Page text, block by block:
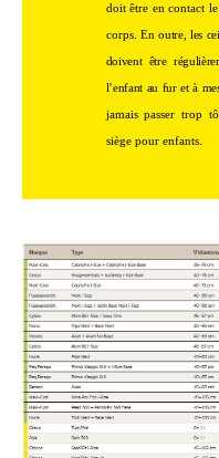
doit être en contact
corps. En outre, les
doivent être
l’enfant au fur et à
jamais passer trop
siège pour enfants.